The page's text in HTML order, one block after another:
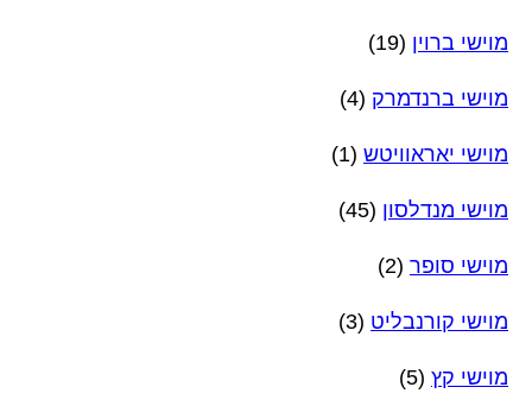
מוישי ברוין (19)
מוישי ברנדמרק (4)
מוישי יאראוויטש (1)
מוישי מנדלסון (45)
מוישי סופר (2)
מוישי קורנבליט (3)
מוישי קץ (5)